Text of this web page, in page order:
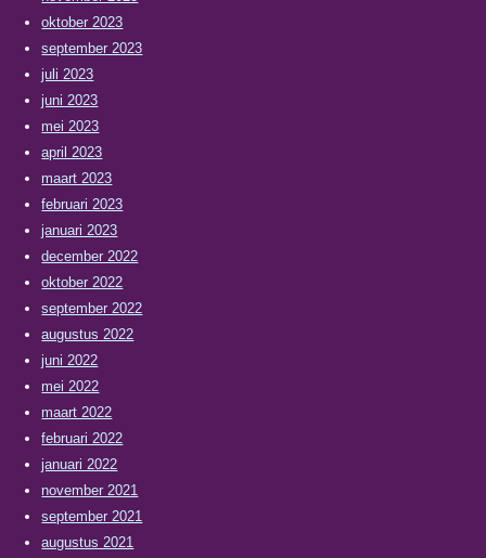
oktober 2023
september 2023
juli 2023
juni 2023
mei 2023
april 2023
maart 2023
februari 2023
januari 2023
december 2022
oktober 2022
september 2022
augustus 2022
juni 2022
mei 2022
maart 2022
februari 2022
januari 2022
november 2021
september 2021
augustus 2021